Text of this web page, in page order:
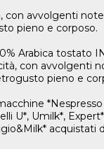
con avvolgenti
pieno e corposo.
Arabica tostato
con avvolgenti
pieno e
*Nespresso
U*, Umilk*,
acquistati